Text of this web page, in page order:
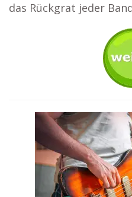
das Rückgrat jeder